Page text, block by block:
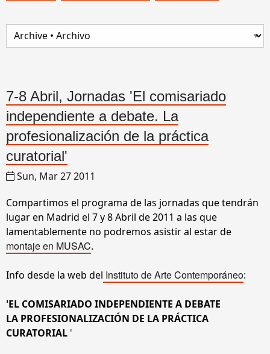
7-8 Abril, Jornadas 'El comisariado
independiente a debate. La
profesionalización de la práctica
curatorial'
Sun, Mar 27 2011
Compartimos el programa de las jornadas que tendrán
lugar en Madrid el 7 y 8 Abril de 2011 a las que
lamentablemente no podremos asistir al estar de
montaje en MUSAC.
Info desde la web del Instituto de Arte Contemporáneo:
'EL COMISARIADO INDEPENDIENTE A DEBATE
LA PROFESIONALIZACIÓN DE LA PRÁCTICA
CURATORIAL '